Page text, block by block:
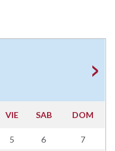
VIE SAB DOM
5 6 7